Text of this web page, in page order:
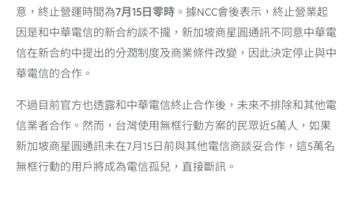
意，終止營運時間為7月15日零時 。據NCC會後表示，終止營業起
因是和中華電信的新合約談不攏，新加坡商星圓通訊不同意中華電
信在新合約中提出的分潤制度及商業條件改變，因此決定停止與中
華電信的合作。
不過目前官方也透露和中華電信終止合作後，未來不排除和其他電
信業者合作。然而，台灣使用無框行動方案的民眾近5萬人，如果
新加坡商星圓通訊未在7月15日前與其他電信商談妥合作，這5萬名
無框行動的用戶將成為電信孤兒，直接斷訊。